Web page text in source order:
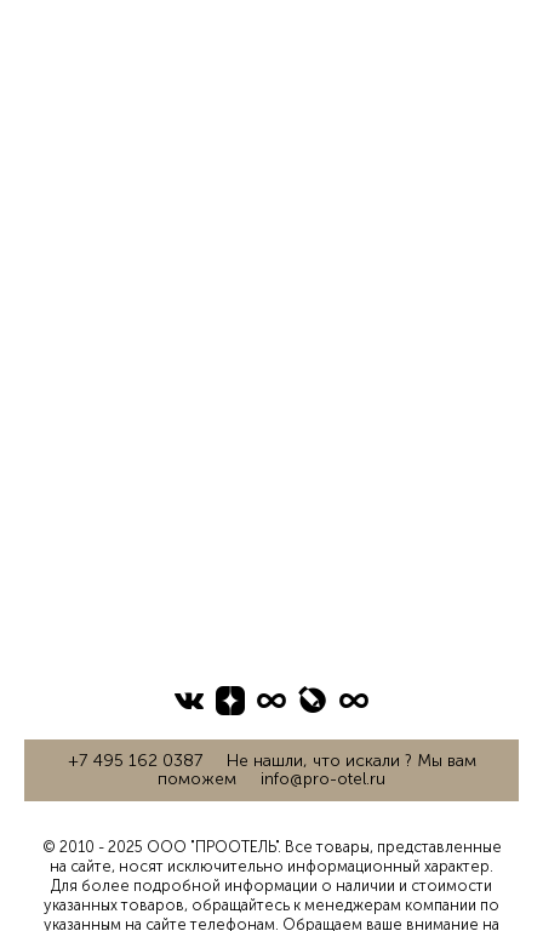
+7 495 162 0387 Не нашли, что искали ? Мы вам
поможем info@pro-otel.ru
© 2010 - 2025 ООО "ПРООТЕЛЬ". Все товары, представленные
на сайте, носят исключительно информационный характер.
Для более подробной информации о наличии и стоимости
указанных товаров, обращайтесь к менеджерам компании по
указанным на сайте телефонам. Обращаем ваше внимание на